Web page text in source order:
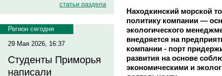
статьи раздела
Регион сегодня
29 Мая 2026, 16:37
Студенты Приморья
написали
Находкинский морской
политику компании —
экологического
внедряется на
компании - порт
развития на основе
экономическими и